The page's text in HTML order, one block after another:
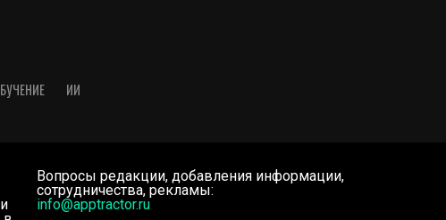
ИИ
Вопросы редакции, добавления информации,
сотрудничества, рекламы:
info@apptractor.ru